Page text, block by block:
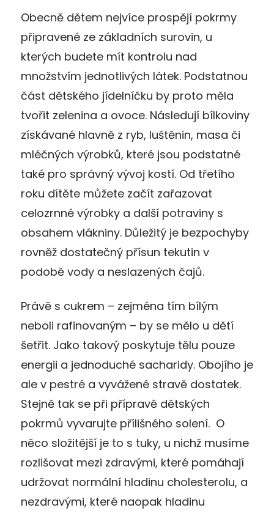
Obecně dětem nejvíce prospějí pokrmy
připravené ze základních surovin, u
kterých budete mít kontrolu nad
množstvím jednotlivých látek. Podstatnou
část dětského jídelníčku by proto měla
tvořit zelenina a ovoce. Následují bílkoviny
získávané hlavně z ryb, luštěnin, masa či
mléčných výrobků, které jsou podstatné
také pro správný vývoj kostí. Od třetího
roku dítěte můžete začít zařazovat
celozrnné výrobky a další potraviny s
obsahem vlákniny. Důležitý je bezpochyby
rovněž dostatečný přísun tekutin v
podobě vody a neslazených čajů.
Právě s cukrem – zejména tím bílým
neboli rafinovaným – by se mělo u dětí
šetřit. Jako takový poskytuje tělu pouze
energii a jednoduché sacharidy. Obojího je
ale v pestré a vyvážené stravě dostatek.
Stejně tak se při přípravě dětských
pokrmů vyvarujte přílišného solení. O
něco složitější je to s tuky, u nichž musíme
rozlišovat mezi zdravými, které pomáhají
udržovat normální hladinu cholesterolu, a
nezdravými, které naopak hladinu